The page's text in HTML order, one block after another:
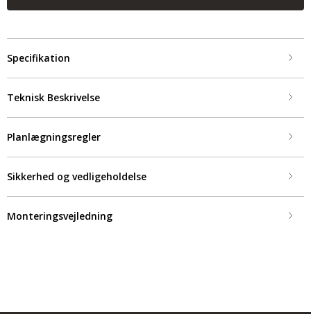
Specifikation
Teknisk Beskrivelse
Planlægningsregler
Sikkerhed og vedligeholdelse
Monteringsvejledning